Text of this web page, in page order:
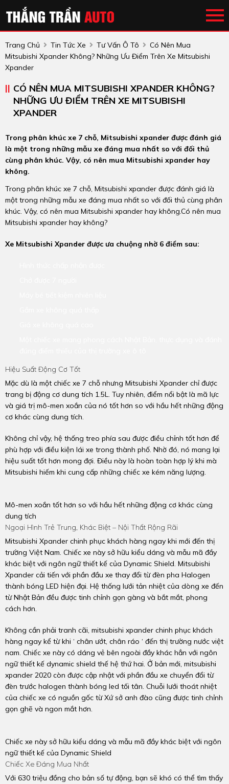
Trang Chủ Tin Tức Xe Tư Vấn Ô Tô
Có Nên Mua
Mitsubishi Xpander Không? Những Ưu Điểm Trên Xe Mitsubishi
Xpander
CÓ NÊN MUA MITSUBISHI XPANDER KHÔNG?
NHỮNG ƯU ĐIỂM TRÊN XE MITSUBISHI
XPANDER
Trong phân khúc xe 7 chỗ, Mitsubishi xpander được đánh giá
là một trong những mẫu xe đáng mua nhất so với đối thủ
cùng phân khúc. Vậy, có nên mua Mitsubishi xpander hay
không.
Trong phân khúc xe 7 chỗ, Mitsubishi xpander được đánh giá là
một trong những mẫu xe đáng mua nhất so với đối thủ cùng phân
khúc. Vậy, có nên mua Mitsubishi xpander hay không.Có nên mua
Mitsubishi xpander hay không?
Xe Mitsubishi Xpander được ưa chuộng nhờ 6 điểm sau:
Hiệu Suất Động Cơ Tốt
Mặc dù là một chiếc xe 7 chỗ nhưng Mitsubishi Xpander chỉ được
trang bị động cơ dung tích 1.5L. Tuy nhiên, điểm nổi bật là mã lực
và giá trị mô-men xoắn của nó tốt hơn so với hầu hết những động
cơ khác cùng dung tích.
Không chỉ vậy, hệ thống treo phía sau được điều chỉnh tốt hơn để
phù hợp với điều kiện lái xe trong thành phố. Nhờ đó, nó mang lại
hiệu suất tốt hơn mong đợi. Điều này là hoàn toàn hợp lý khi mà
Mitsubishi hiếm khi cung cấp những chiếc xe kém năng lượng.
Mô-men xoắn tốt hơn so với hầu hết những động cơ khác cùng
dung tích
Ngoại Hình Trẻ Trung, Khác Biệt – Nội Thất Rộng Rãi
Mitsubishi Xpander chinh phục khách hàng ngay khi mới đến thị
trường Việt Nam. Chiếc xe này sở hữu kiểu dáng và mẫu mã đầy
khác biệt với ngôn ngữ thiết kế của Dynamic Shield. Mitsubishi
Xpander cải tiến với phần đầu xe thay đổi từ đèn pha Halogen
thành bóng LED hiện đại. Hệ thống lưới tản nhiệt của dòng xe đến
từ Nhật Bản đều được tinh chỉnh gọn gàng và bắt mắt, phong
cách hơn.
Không cần phải tranh cãi, mitsubishi xpander chinh phục khách
hàng ngay kể từ khi ‘ chân ướt, chân ráo ‘ đến thị trường nước việt
nam. Chiếc xe này có dáng vẻ bên ngoài đầy khác hẳn với ngôn
ngữ thiết kế dynamic shield thế hệ thứ hai. Ở bản mới, mitsubishi
xpander 2020 còn được cập nhật với phần đầu xe chuyển đổi từ
đèn trước halogen thành bóng led tối tân. Chuỗi lưới thoát nhiệt
của chiếc xe có nguồn gốc từ Xứ sở anh đào cũng được tinh chỉnh
gọn ghẽ và ngon mắt hơn.
Chiếc xe này sở hữu kiểu dáng và mẫu mã đầy khác biệt với ngôn
ngữ thiết kế của Dynamic Shield
Chiếc Xe Đáng Mua Nhất
Với 630 triệu đồng cho bản số tự động, bạn sẽ khó có thể tìm thấy